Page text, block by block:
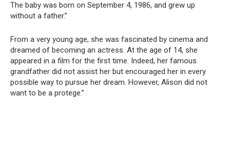
The baby was born on September 4, 1986, and grew up
without a father.”
From a very young age, she was fascinated by cinema and
dreamed of becoming an actress. At the age of 14, she
appeared in a film for the first time. Indeed, her famous
grandfather did not assist her but encouraged her in every
possible way to pursue her dream. However, Alison did not
want to be a protege.”